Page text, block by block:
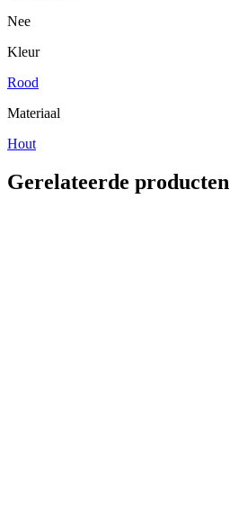
Nee
Kleur
Rood
Materiaal
Hout
Gerelateerde producten